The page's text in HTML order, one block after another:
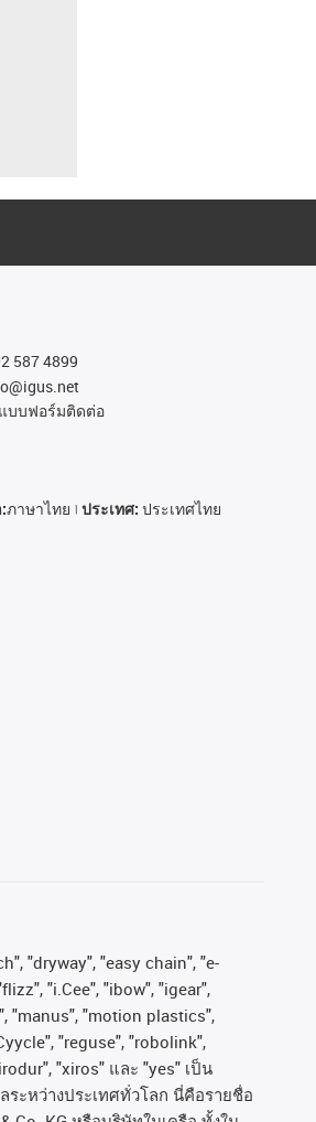
587 4899
บบฟอร์มติดต่อ
ภาษาไทย ประเทศ: ประเทศไทย
"dryway", "easy chain", "e-
"i.Cee", "ibow", "igear",
"manus", "motion plastics",
"reguse", "robolink",
"xiros" และ "yes" เป็น
ะหว่างประเทศทั่วโลก นี่คือรายชื่อ